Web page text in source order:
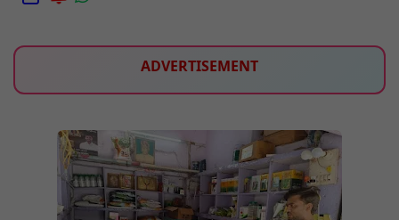
ADVERTISEMENT